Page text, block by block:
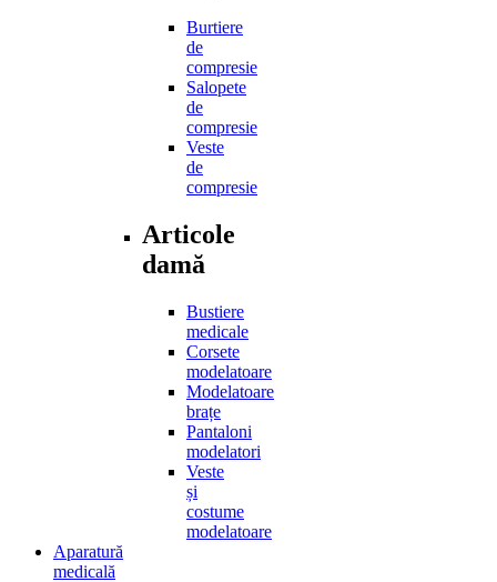
Burtiere
de
compresie
Salopete
de
compresie
Veste
de
compresie
Articole
damă
Bustiere
medicale
Corsete
modelatoare
Modelatoare
brațe
Pantaloni
modelatori
Veste
și
costume
modelatoare
Aparatură
medicală